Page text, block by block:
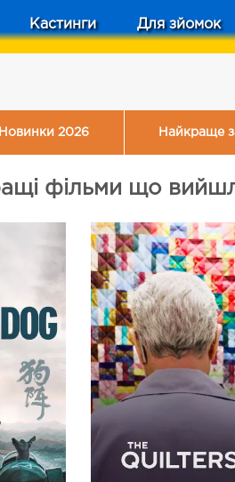
Кастинги Для зйомок
Новинки 2026 Найкраще
фільми що